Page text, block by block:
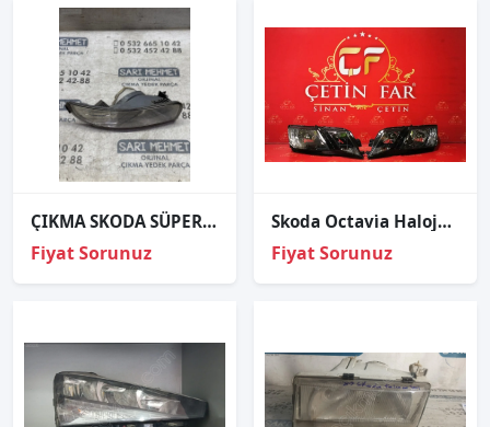
ÇIKMA SKODA SÜPER B SOL SİS FARI 2008-2015
Fiyat Sorunuz
Skoda Octavi̇a Halojen Sağ Sol Far Sıfır Marelli̇
Fiyat Sorunuz